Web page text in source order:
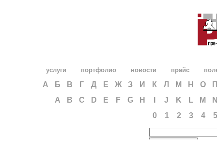
услуги портфолио новости прайс
А Б В Г Д Е Ж З И К Л М Н О
A
B C D E F G H J K L M
0
1 2 3 4 5